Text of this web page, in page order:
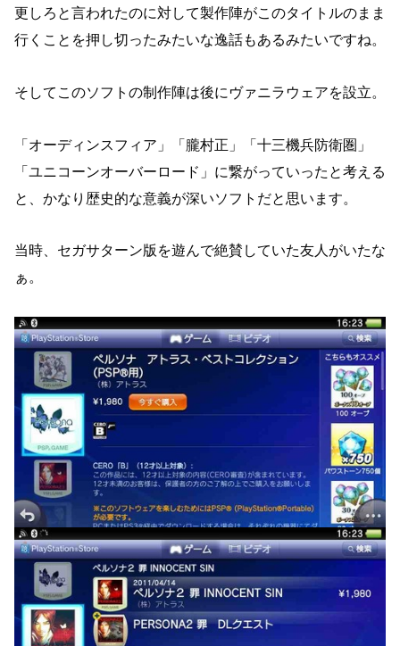
更しろと言われたのに対して製作陣がこのタイトルのまま
行くことを押し切ったみたいな逸話もあるみたいですね。
そしてこのソフトの制作陣は後にヴァニラウェアを設立。
「オーディンスフィア」「朧村正」「十三機兵防衛圏」
「ユニコーンオーバーロード」に繋がっていったと考える
と、かなり歴史的な意義が深いソフトだと思います。
当時、セガサターン版を遊んで絶賛していた友人がいたな
ぁ。